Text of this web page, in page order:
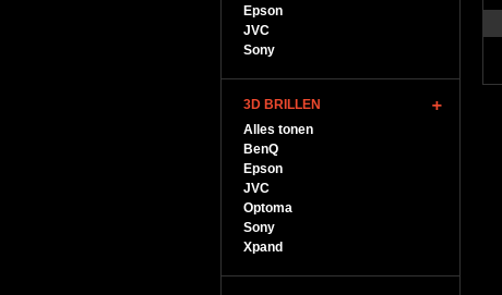
Epson
JVC
Sony
3D BRILLEN
Alles tonen
BenQ
Epson
JVC
Optoma
Sony
Xpand